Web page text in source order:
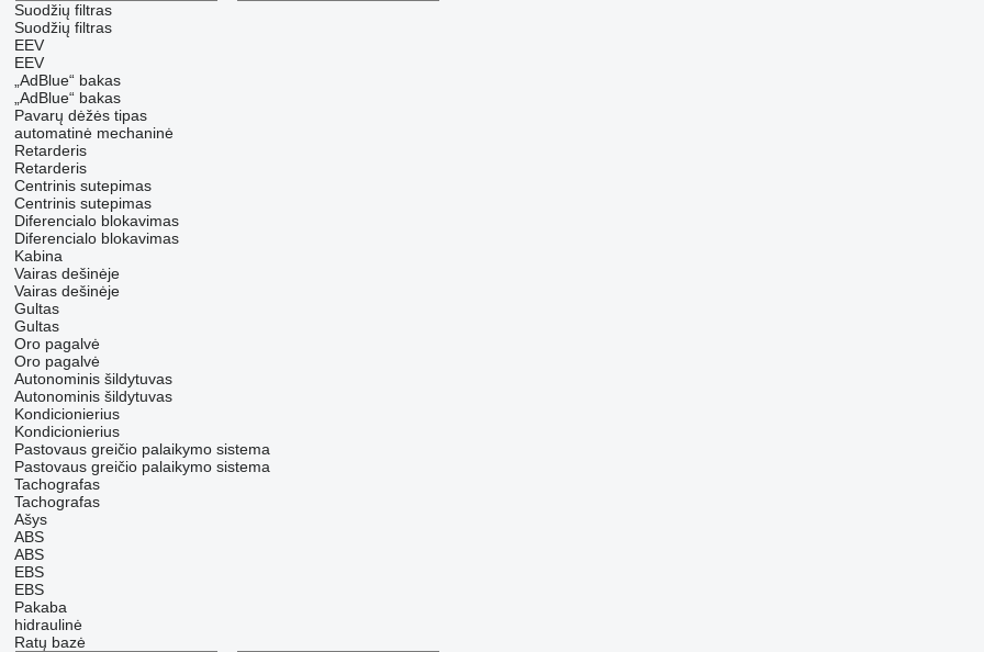
Suodžių filtras
Suodžių filtras
EEV
EEV
„AdBlue“ bakas
„AdBlue“ bakas
Pavarų dėžės tipas
automatinė mechaninė
Retarderis
Retarderis
Centrinis sutepimas
Centrinis sutepimas
Diferencialo blokavimas
Diferencialo blokavimas
Kabina
Vairas dešinėje
Vairas dešinėje
Gultas
Gultas
Oro pagalvė
Oro pagalvė
Autonominis šildytuvas
Autonominis šildytuvas
Kondicionierius
Kondicionierius
Pastovaus greičio palaikymo sistema
Pastovaus greičio palaikymo sistema
Tachografas
Tachografas
Ašys
ABS
ABS
EBS
EBS
Pakaba
hidraulinė
Ratų bazė